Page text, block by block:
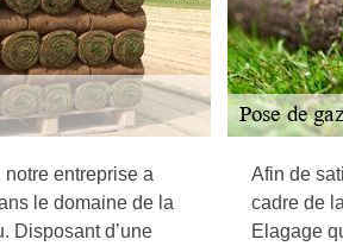
entreprise a
le domaine de la
Disposant d’une
Afin de
cadre de
Elagage